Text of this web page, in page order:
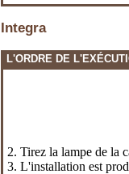
Integra
L'ORDRE DE
2. Tirez la lampe de la
3. L'installation est